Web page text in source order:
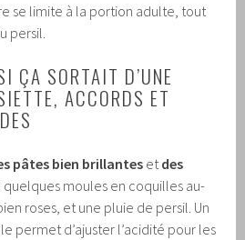
se limite à la portion adulte, tout
persil.
ÇA SORTAIT D’UNE
ACCORDS ET
pâtes bien brillantes et des
: quelques moules en coquilles au-
roses, et une pluie de persil. Un
permet d’ajuster l’acidité pour les